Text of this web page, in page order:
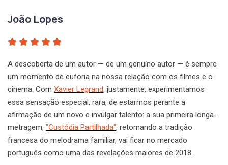
João Lopes
A descoberta de um autor — de um genuíno autor — é sempre
um momento de euforia na nossa relação com os filmes e o
cinema. Com Xavier Legrand, justamente, experimentamos
essa sensação especial, rara, de estarmos perante a
afirmação de um novo e invulgar talento: a sua primeira longa-
metragem, "Custódia Partilhada", retomando a tradição
francesa do melodrama familiar, vai ficar no mercado
português como uma das revelações maiores de 2018.